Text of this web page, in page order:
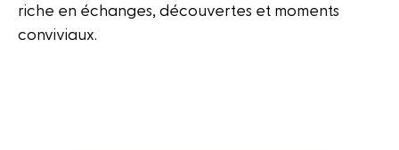
riche en échanges, découvertes et moments
conviviaux.